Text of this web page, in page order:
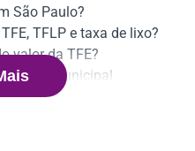
São Paulo?
TFLP e taxa de lixo?
valor da TFE?
taxa municipal
o pagamento da taxa de